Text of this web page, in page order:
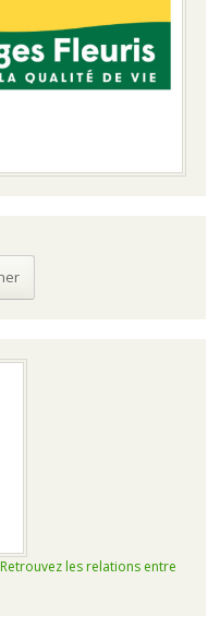
Retrouvez les relations entre